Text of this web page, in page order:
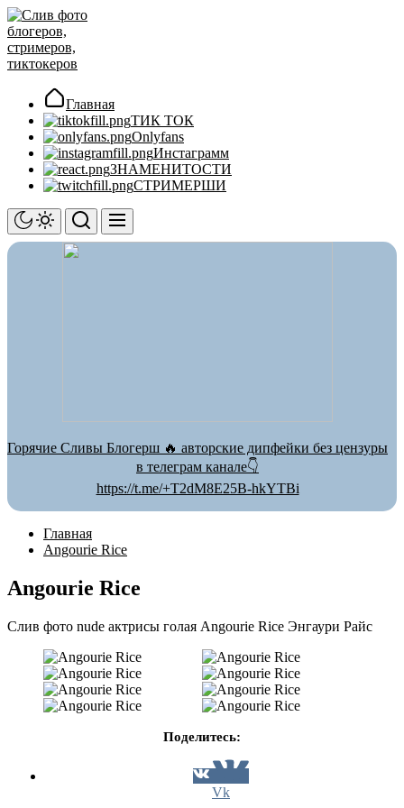
Перейти
к
содержимому
Главная
ТИК ТОК
Onlyfans
Инстаграмм
ЗНАМЕНИТОСТИ
СТРИМЕРШИ
Горячие Сливы Блогерш 🔥 авторские дипфейки без цензуры
в телеграм канале👇
https://t.me/+T2dM8E25B-hkYTBi
Главная
Angourie Rice
Angourie Rice
Слив фото nude актрисы голая Angourie Rice Энгаури Райс
Поделитесь:
Vk